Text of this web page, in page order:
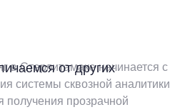
от других
в Стерлитамаке начинается с
системы сквозной аналитики
получения прозрачной